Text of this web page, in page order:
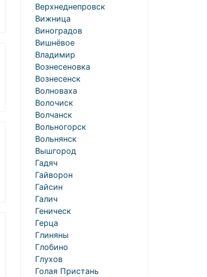
Верхнеднепровск
Вижница
Виноградов
Вишнёвое
Владимир
Вознесеновка
Вознесенск
Волноваха
Волочиск
Волчанск
Вольногорск
Вольнянск
Вышгород
Гадяч
Гайворон
Гайсин
Галич
Геническ
Герца
Глиняны
Глобино
Глухов
Голая Пристань